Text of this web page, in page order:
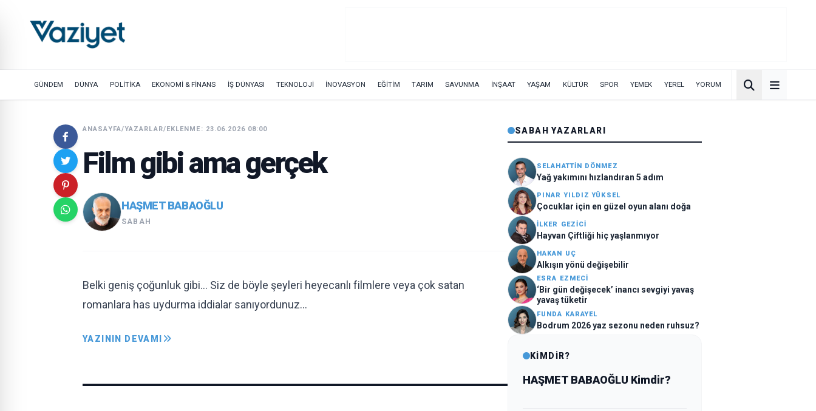
GÜNDEM DÜNYA POLİTİKA EKONOMİ & FİNANS İŞ DÜNYASI TEKNOLOJİ İNOVASYON EĞİTİM TARIM SAVUNMA İNŞAAT YAŞAM KÜLTÜR SPOR YEMEK YEREL YORUM
ANASAYFA/YAZARLAR/EKLENME: 23.06.2026 08:00
Film gibi ama gerçek
HAŞMET BABAOĞLU
SABAH
Belki geniş çoğunluk gibi… Siz de böyle şeyleri heyecanlı filmlere veya çok satan
romanlara has uydurma iddialar sanıyordunuz…
YAZININ DEVAMI
SABAH YAZARLARI
SELAHATTİN DÖNMEZ
Yağ yakımını hızlandıran 5 adım
PINAR YILDIZ YÜKSEL
Çocuklar için en güzel oyun alanı doğa
İLKER GEZİCİ
Hayvan Çiftliği hiç yaşlanmıyor
HAKAN UÇ
Alkışın yönü değişebilir
ESRA EZMECİ
‘Bir gün değişecek’ inancı sevgiyi yavaş
yavaş tüketir
FUNDA KARAYEL
Bodrum 2026 yaz sezonu neden ruhsuz?
KİMDİR?
HAŞMET BABAOĞLU Kimdir?